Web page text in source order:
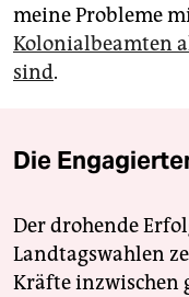
meine Probleme
Kolonialbeamten
sind.
Die
Der drohende
Landtagswahlen
Kräfte inzwischen